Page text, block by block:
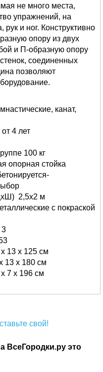
не много места,
упражнений, на
и ног. Конструктивно
опору из двух
и П-образную опору
соединенных
позволяют
канат,
4 лет
100 кг
опорная стойка
2,5х2 м
с покраской
3
13 х 125 см
13 х 180 см
7 х 196 см
свой!
ВсеГородки.ру это